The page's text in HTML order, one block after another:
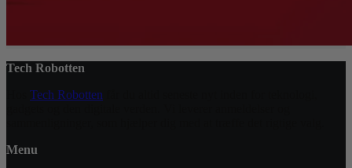
Tech Robotten
Tech Robotten
Menu